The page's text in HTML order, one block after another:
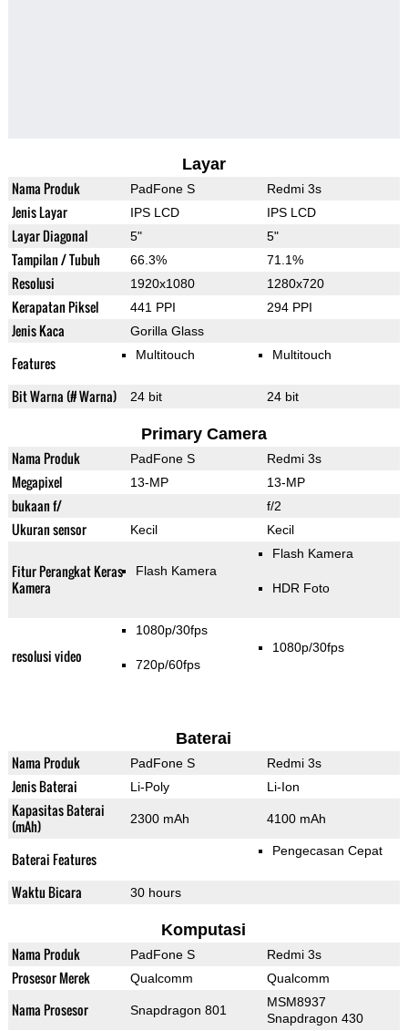
Layar
Nama Produk PadFone S Redmi 3s
Jenis Layar IPS LCD IPS LCD
Layar Diagonal 5" 5"
Tampilan / Tubuh 66.3% 71.1%
Resolusi 1920x1080 1280x720
Kerapatan Piksel 441 PPI 294 PPI
Jenis Kaca Gorilla Glass
Features Multitouch Multitouch
Bit Warna (# Warna) 24 bit 24 bit
Primary Camera
Nama Produk PadFone S Redmi 3s
Megapixel 13-MP 13-MP
bukaan f/ f/2
Ukuran sensor Kecil Kecil
Fitur Perangkat Keras
Kamera
Flash Kamera
Flash Kamera
HDR Foto
resolusi video
1080p/30fps
720p/60fps
1080p/30fps
Baterai
Nama Produk PadFone S Redmi 3s
Jenis Baterai Li-Poly Li-Ion
Kapasitas Baterai
(mAh)
2300 mAh 4100 mAh
Baterai Features Pengecasan Cepat
Waktu Bicara 30 hours
Komputasi
Nama Produk PadFone S Redmi 3s
Prosesor Merek Qualcomm Qualcomm
Nama Prosesor Snapdragon 801
MSM8937
Snapdragon 430